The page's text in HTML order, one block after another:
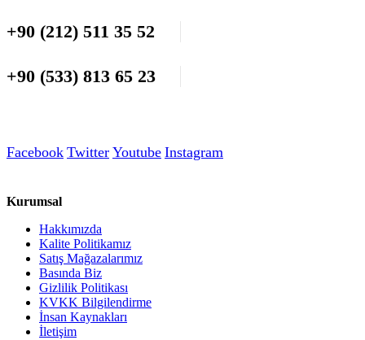
+90 (212) 511 35 52
+90 (533) 813 65 23
Facebook Twitter Youtube Instagram
Kurumsal
Hakkımızda
Kalite Politikamız
Satış Mağazalarımız
Basında Biz
Gizlilik Politikası
KVKK Bilgilendirme
İnsan Kaynakları
İletişim